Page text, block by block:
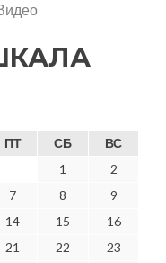
ПТ СБ
ВС
1
2
7 8
9
14 15
16
21 22
23